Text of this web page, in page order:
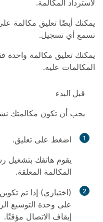
لاسترداد المكالمة.
يمكنك أيضًا تعليق مكالمة
تسمع أي تسجيل.
يمكنك تعليق مكالمة واحدة
المكالمات عليه.
قبل البدء
يجب أن تكون مكالمتك
1 اضغط على تعليق.
يقوم هاتفك بتشغيل
المكالمة المعلقة.
2
(اختياري) إذا تم
على وحدة التوسيع
إيقاف الاتصال مؤقتًا.